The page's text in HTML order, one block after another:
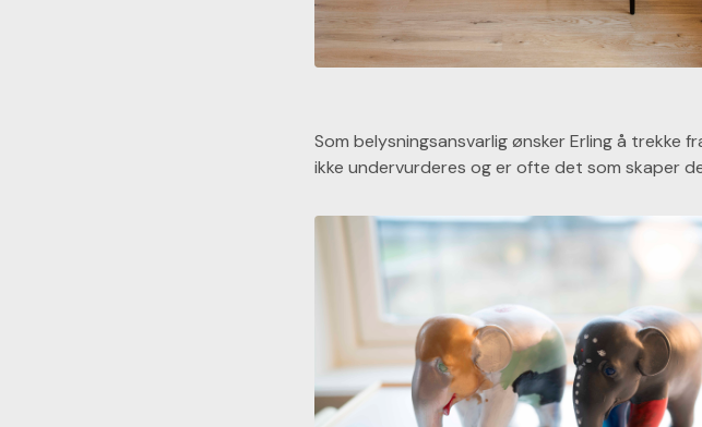
Som belysningsansvarlig ønsker Erling å trekke
ikke undervurderes og er ofte det som skaper